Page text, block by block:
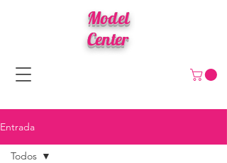
Model
Center
Entrada
Todos